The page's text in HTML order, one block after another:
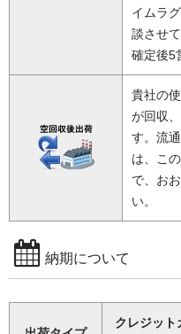
イムラ
談させ
確定後5
貴社の
が回収
す。流
は、こ
で、お
い。
納期について
クレジット